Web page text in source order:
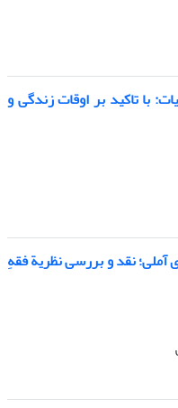
با تاکید بر اوقات زندگی و
آملی؛ نقد و بررسی نظریة فقهِ